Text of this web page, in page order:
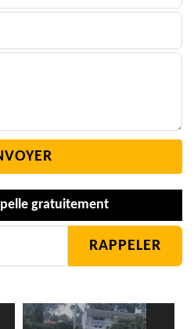
gratuitement